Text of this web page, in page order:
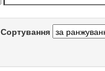
Сортування